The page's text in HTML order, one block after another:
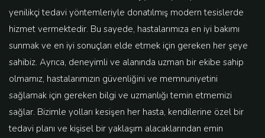
yenilikçi tedavi yöntemleriyle donatılmış modern tesislerde
hizmet vermektedir. Bu sayede, hastalarımıza en iyi bakımı
sunmak ve en iyi sonuçları elde etmek için gereken her şeye
sahibiz. Ayrıca, deneyimli ve alanında uzman bir ekibe sahip
olmamız, hastalarımızın güvenliğini ve memnuniyetini
sağlamak için gereken bilgi ve uzmanlığı temin etmemizi
sağlar. Bizimle yolları kesişen her hasta, kendilerine özel bir
tedavi planı ve kişisel bir yaklaşım alacaklarından emin